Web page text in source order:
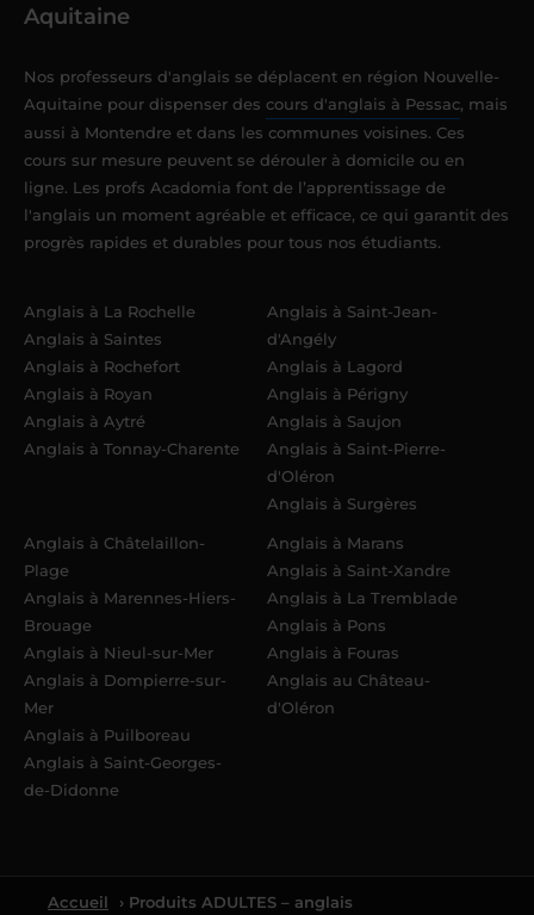
Aquitaine
Nos professeurs d'anglais se déplacent en région Nouvelle-
Aquitaine pour dispenser des cours d'anglais à Pessac, mais
aussi à Montendre et dans les communes voisines. Ces
cours sur mesure peuvent se dérouler à domicile ou en
ligne. Les profs Acadomia font de l’apprentissage de
l'anglais un moment agréable et efficace, ce qui garantit des
progrès rapides et durables pour tous nos étudiants.
Anglais à La Rochelle
Anglais à Saintes
Anglais à Rochefort
Anglais à Royan
Anglais à Aytré
Anglais à Tonnay-Charente
Anglais à Saint-Jean-
d'Angély
Anglais à Lagord
Anglais à Périgny
Anglais à Saujon
Anglais à Saint-Pierre-
d'Oléron
Anglais à Surgères
Anglais à Châtelaillon-
Plage
Anglais à Marennes-Hiers-
Brouage
Anglais à Nieul-sur-Mer
Anglais à Dompierre-sur-
Mer
Anglais à Puilboreau
Anglais à Saint-Georges-
de-Didonne
Anglais à Marans
Anglais à Saint-Xandre
Anglais à La Tremblade
Anglais à Pons
Anglais à Fouras
Anglais au Château-
d'Oléron
Accueil › Produits ADULTES – anglais